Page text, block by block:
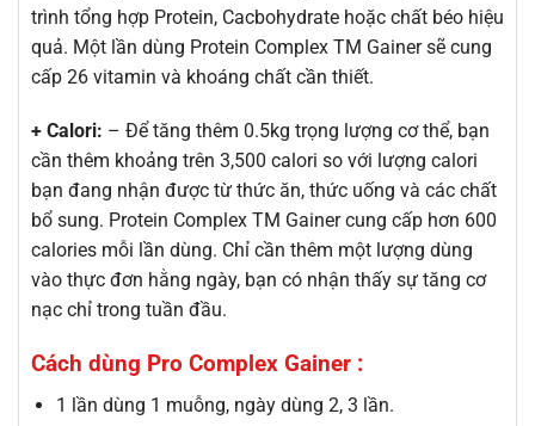
trình tổng hợp Protein, Cacbohydrate hoặc chất béo hiệu
quả. Một lần dùng Protein Complex TM Gainer sẽ cung
cấp 26 vitamin và khoáng chất cần thiết.
+ Calori: – Để tăng thêm 0.5kg trọng lượng cơ thể, bạn
cần thêm khoảng trên 3,500 calori so với lượng calori
bạn đang nhận được từ thức ăn, thức uống và các chất
bổ sung. Protein Complex TM Gainer cung cấp hơn 600
calories mỗi lần dùng. Chỉ cần thêm một lượng dùng
vào thực đơn hằng ngày, bạn có nhận thấy sự tăng cơ
nạc chỉ trong tuần đầu.
Cách dùng Pro Complex Gainer :
1 lần dùng 1 muỗng, ngày dùng 2, 3 lần.